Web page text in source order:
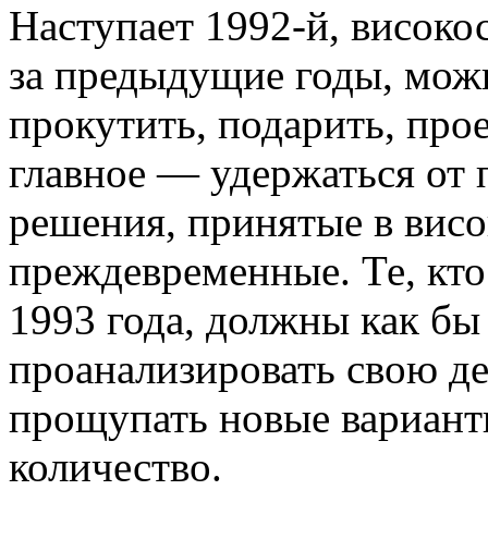
Наступает 1992-й,
за предыдущие годы,
прокутить, подарить,
главное — удержаться
решения, принятые в
преждевременные. Те,
1993 года, должны как
проанализировать свою
прощупать новые
количество.